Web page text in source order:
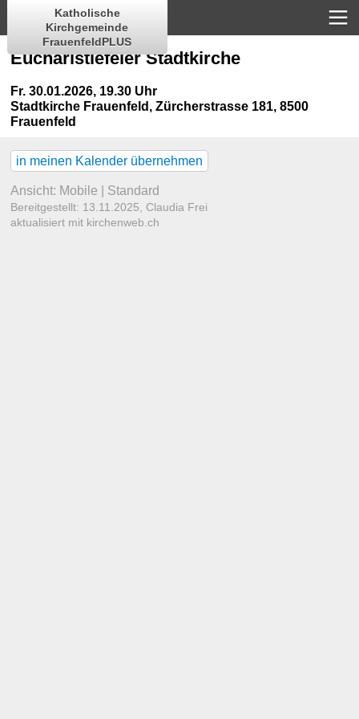
Katholische
Kirchgemeinde
FrauenfeldPLUS
Eucharistiefeier Stadtkirche
Fr. 30.01.2026, 19.30 Uhr
Stadtkirche Frauenfeld ,Zürcherstrasse 181, 8500
Frauenfeld
in meinen Kalender übernehmen
Ansicht: Mobile Standard
Bereitgestellt: 13.11.2025, Claudia Frei
aktualisiert mit kirchenweb.ch